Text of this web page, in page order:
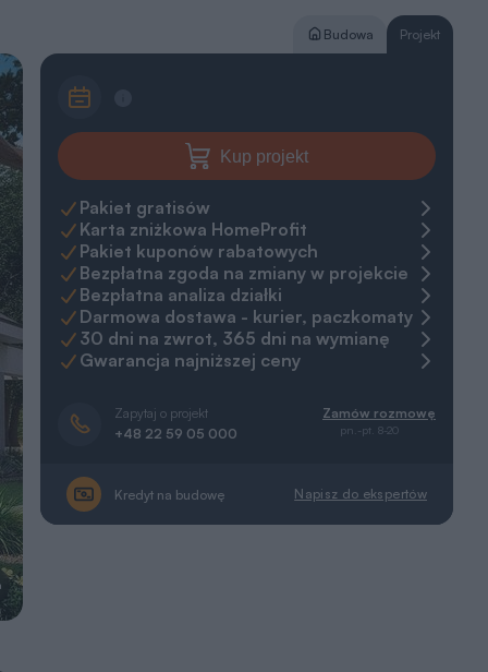
Budowa Projekt
Kup projekt
Pakiet gratisów
Karta zniżkowa HomeProfit
Pakiet kuponów rabatowych
Bezpłatna zgoda na zmiany w projekcie
Bezpłatna analiza działki
Darmowa dostawa - kurier, paczkomaty
30 dni na zwrot, 365 dni na wymianę
Gwarancja najniższej ceny
Zapytaj o projekt
+48 22 59 05 000
Zamów rozmowę
pn.-pt. 8-20
Kredyt na budowę Napisz do ekspertów